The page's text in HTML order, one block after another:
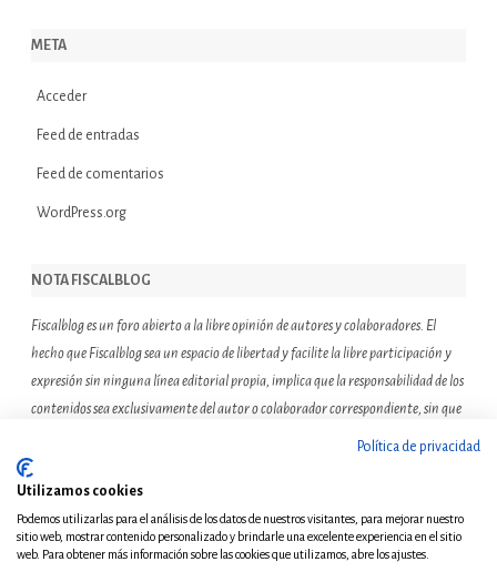
META
Acceder
Feed de entradas
Feed de comentarios
WordPress.org
NOTA FISCALBLOG
Fiscalblog es un foro abierto a la libre opinión de autores y colaboradores. El
hecho que Fiscalblog sea un espacio de libertad y facilite la libre participación y
expresión sin ninguna línea editorial propia, implica que la responsabilidad de los
contenidos sea exclusivamente del autor o colaborador correspondiente, sin que
ello suponga que el resto de miembros de la comunidad de Fiscalblog asuman o
compartan las reflexiones u opiniones expresadas.
Política de privacidad
Utilizamos cookies
Podemos utilizarlas para el análisis de los datos de nuestros visitantes, para mejorar nuestro
sitio web, mostrar contenido personalizado y brindarle una excelente experiencia en el sitio
web. Para obtener más información sobre las cookies que utilizamos, abre los ajustes.